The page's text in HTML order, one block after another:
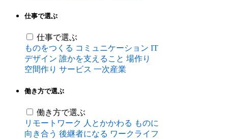
仕事で選ぶ
仕事で選ぶ
ものをつくる コミュニケーション IT
デザイン 誰かを支えること 場作り
空間作り サービス 一次産業
働き方で選ぶ
働き方で選ぶ
リモートワーク 人とかかわる ものに
向き合う 後継者になる ワークライフ